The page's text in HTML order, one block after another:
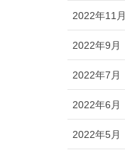
2022年11月
2022年9月
2022年7月
2022年6月
2022年5月